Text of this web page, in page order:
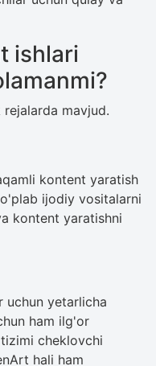
ishlari
mavjud.
kontent yaratish
ijodiy vositalarni
kontent yaratishni
uchun yetarlicha
ham ilg'or
cheklovchi
hali ham